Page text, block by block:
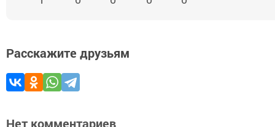
Расскажите друзьям
Нет комментариев